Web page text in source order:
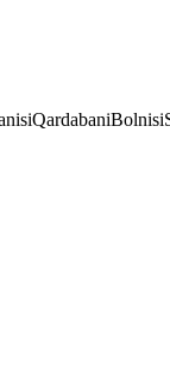
QardabaniBolnisi